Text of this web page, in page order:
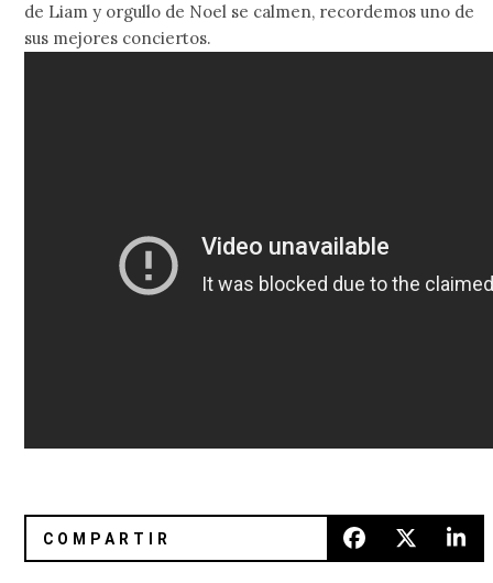
de Liam y orgullo de Noel se calmen, recordemos uno de
sus mejores conciertos.